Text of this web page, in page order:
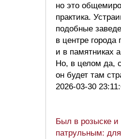
но это
практика.
подобные
в центре города
и в памятниках
Но, в целом да,
он будет там
2026-03-30
Был в розыске и
патрульным: для